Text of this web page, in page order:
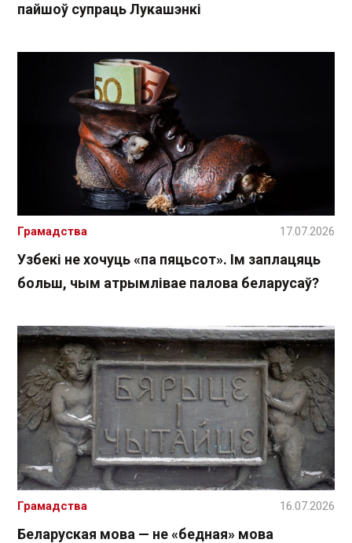
пайшоў супраць Лукашэнкі
Узбекі не хочуць «па пяцьсот». Ім заплацяць
больш, чым атрымлівае палова беларусаў?
Грамадства 17.07.2026
Беларуская мова — не «бедная» мова
Грамадства 16.07.2026